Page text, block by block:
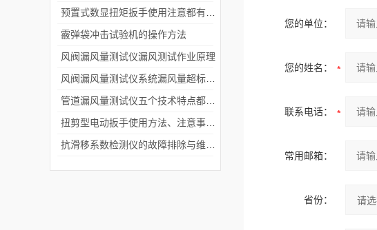
您的单位：
您的姓名：
联系电话：
常用邮箱：
省份：
霰弹袋冲击试验机的操作方法
风阀漏风量测试仪漏风测试作业原理